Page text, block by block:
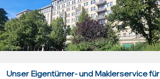
Unser Eigentümer- und Maklerservice für